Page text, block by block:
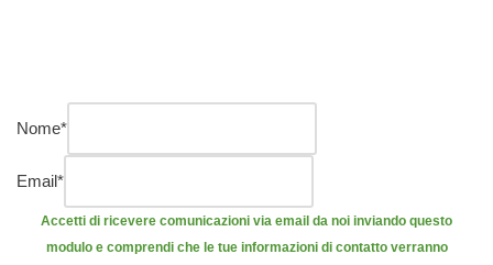
Nome*
Email*
Accetti di ricevere comunicazioni via email da noi inviando questo
modulo e comprendi che le tue informazioni di contatto verranno